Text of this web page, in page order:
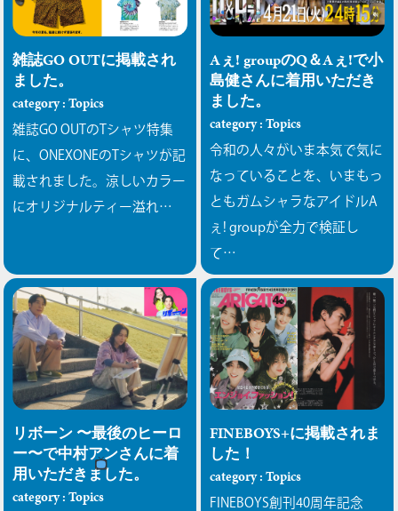
雑誌GO OUTに掲載され
ました。
category : Topics
雑誌GO OUTのTシャツ特集
に、ONEXONEのTシャツが記
載されました。涼しいカラー
にオリジナルティー溢れ…
Aぇ! groupのQ＆Aぇ!で小
島健さんに着用いただき
ました。
category : Topics
令和の人々がいま本気で気に
なっていることを、いまもっ
ともガムシャラなアイドルA
ぇ! groupが全力で検証し
て…
リボーン 〜最後のヒーロ
ー〜で中村アンさんに着
用いただきました。
category : Topics
FINEBOYS+に掲載されま
した！
category : Topics
FINEBOYS創刊40周年記念